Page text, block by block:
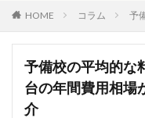
HOME コラム 予
予備校の平均的
台の年間費用相場
介